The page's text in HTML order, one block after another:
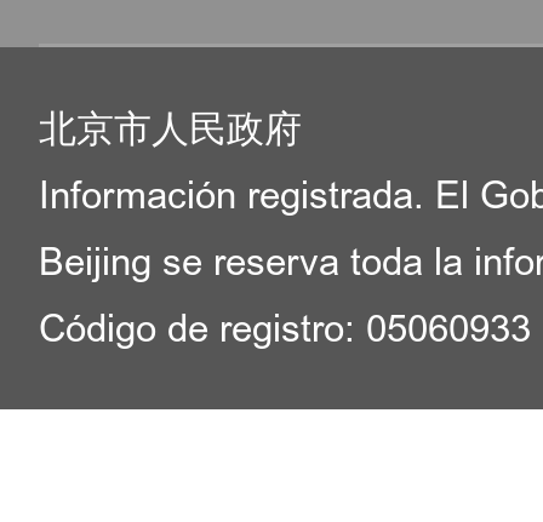
北京市人民政府
Información registrada. El
Beijing se reserva toda la
Código de registro: 05060933